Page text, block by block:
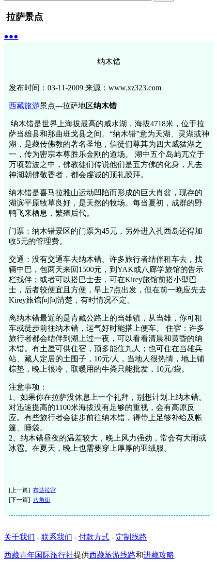
拉萨景点
●●●
纳木错
发布时间：03-11-2009 来源：www.xz323.com
西藏旅游景点---拉萨地区纳木错
纳木错是世界上海拔最高的咸水湖，海拔4718米，位于拉
萨当雄县和那曲班戈县之间。“纳木错”意为天湖、灵湖或神
湖，是藏传佛教的著名圣地，信徒们尊其为四大威猛湖之
一，传为密宗本尊胜乐金刚的道场。 湖中五个岛屿兀立于
万顷碧波之中，佛教徒们传说他们是五方佛的化身，凡去
神湖朝佛敬香者，都会虔诚的顶礼膜拜。
纳木错是喜马拉雅山运动凹陷而形成的巨大肖盆，现存的
湖滨平原牧草良好，是天然的牧场。每当夏初，成群的野
鸭飞来栖息，繁殖后代。
门票：纳木错景区的门票为45元，另外进入扎西岛还得加
收5元的管理费。
交通：没有交通车去纳木错。许多旅行者结伴租车去，找
辆中巴，包两天来回1500元，到YAK或八廊学旅馆的告示
栏找伴；或者可以搭巴士去，可在Kirey旅馆前搭小型巴
士，后者较便宜且方便，早上7点出发，但在前一晚应先去
Kirey旅馆问问清楚，有时情况不定。
离纳木错最近的是青藏公路上的当雄镇，从当雄，你可租
车或徒步前往纳木错，运气好时能搭上便车。 住宿：许多
旅行者都会结伴到湖上过一夜，可以看看清晨和黄昏的纳
木错。有土屋可供住宿，顶多能住九人；也可住在当雄兵
站、藏人定居的土围子，10元/人，当地人很热情，地上铺
棕垫，晚上很冷，取暖用的牛粪只能批发，10元/袋。
注意事项：
1、如果你在拉萨没休息上一个礼拜，别想计划上纳木错。
对迅速提高的1100米海拔没有足够的重视，会有高原反
应。有些旅行者会徒步前往纳木错，得带上足够补给及帐
篷、睡袋。
2、纳木错昼夜的温差较大，晚上风力强劲，常会有大雨或
冰雹。在夏天，晚上也需要穿上厚厚的羽绒服。
[上一篇] 布达拉宫
[下一篇] 八角街
关于我们 - 联系我们 - 付款方式 - 定制线路
西藏青年国际旅行社提供西藏旅游线路和进藏攻略